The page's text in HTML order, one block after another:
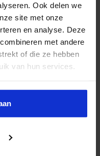
Ook delen we
site met onze
en analyse. Deze
met andere
of die ze hebben
van hun services.
versnipperd
wordt van
aan digitale thema's,
incidentele lessen naar